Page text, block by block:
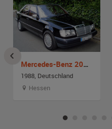
Mercedes-Benz 200 W124
1988, Deutschland
Hessen